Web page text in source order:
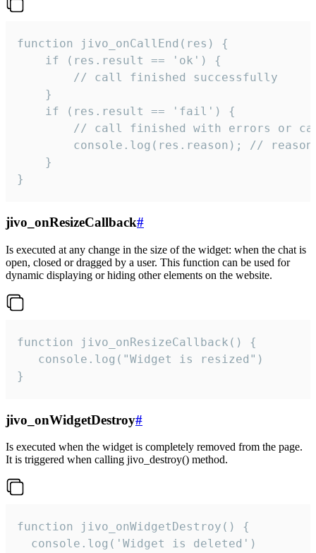
function jivo_onCallEnd(res) {
    if (res.result == 'ok') {
        // call finished successfully
    }
    if (res.result == 'fail') {
// call finished with errors or
console.log(res.reason); //
    }
}
jivo_onResizeCallback#
Is executed at any change in the size of the widget: when the chat is
open, closed or dragged by a user. This function can be used for
dynamic displaying or hiding other elements on the website.
function jivo_onResizeCallback() {
   console.log("Widget is resized")
}
jivo_onWidgetDestroy#
Is executed when the widget is completely removed from the page.
It is triggered when calling jivo_destroy() method.
function jivo_onWidgetDestroy() {
  console.log('Widget is deleted')